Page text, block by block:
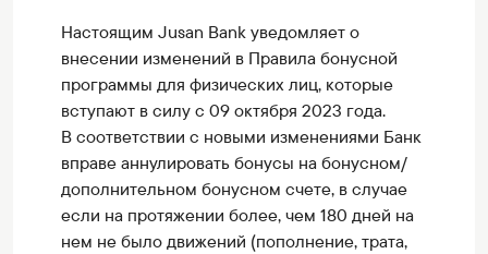
Настоящим Jusan Bank уведомляет о
внесении изменений в Правила бонусной
программы для физических лиц, которые
вступают в силу с 09 октября 2023 года.
В соответствии с новыми изменениями Банк
вправе аннулировать бонусы на бонусном/
дополнительном бонусном счете, в случае
если на протяжении более, чем 180 дней на
нем не было движений (пополнение, трата,